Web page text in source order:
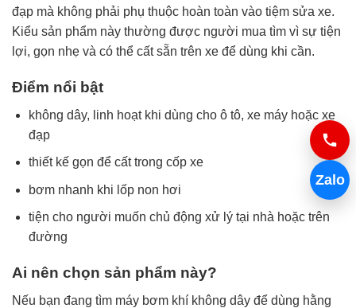
đạp mà không phải phụ thuộc hoàn toàn vào tiệm sửa xe.
Kiểu sản phẩm này thường được người mua tìm vì sự tiện
lợi, gọn nhẹ và có thể cất sẵn trên xe để dùng khi cần.
Điểm nổi bật
không dây, linh hoạt khi dùng cho ô tô, xe máy hoặc xe
đạp
thiết kế gọn để cất trong cốp xe
bơm nhanh khi lốp non hơi
tiện cho người muốn chủ động xử lý tại nhà hoặc trên
đường
Ai nên chọn sản phẩm này?
Nếu bạn đang tìm máy bơm khí không dây để dùng hằng
Zalo